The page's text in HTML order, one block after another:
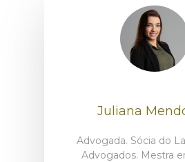
Juliana
Advogada. Sócia do
Advogados. Mestra